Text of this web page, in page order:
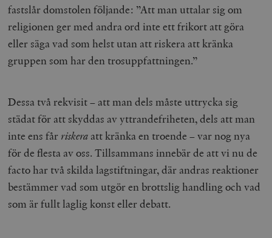
fastslår domstolen följande: ”Att man uttalar sig om
religionen ger med andra ord inte ett frikort att göra
eller säga vad som helst utan att riskera att kränka
gruppen som har den trosuppfattningen.”
Dessa två rekvisit – att man dels måste uttrycka sig
städat för att skyddas av yttrandefriheten, dels att man
inte ens får riskera att kränka en troende – var nog nya
för de flesta av oss. Tillsammans innebär de att vi nu de
facto har två skilda lagstiftningar, där andras reaktioner
bestämmer vad som utgör en brottslig handling och vad
som är fullt laglig konst eller debatt.